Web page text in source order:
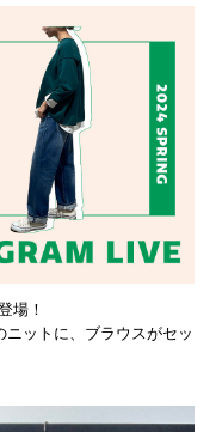
場！
ットに、ブラウスがセッ